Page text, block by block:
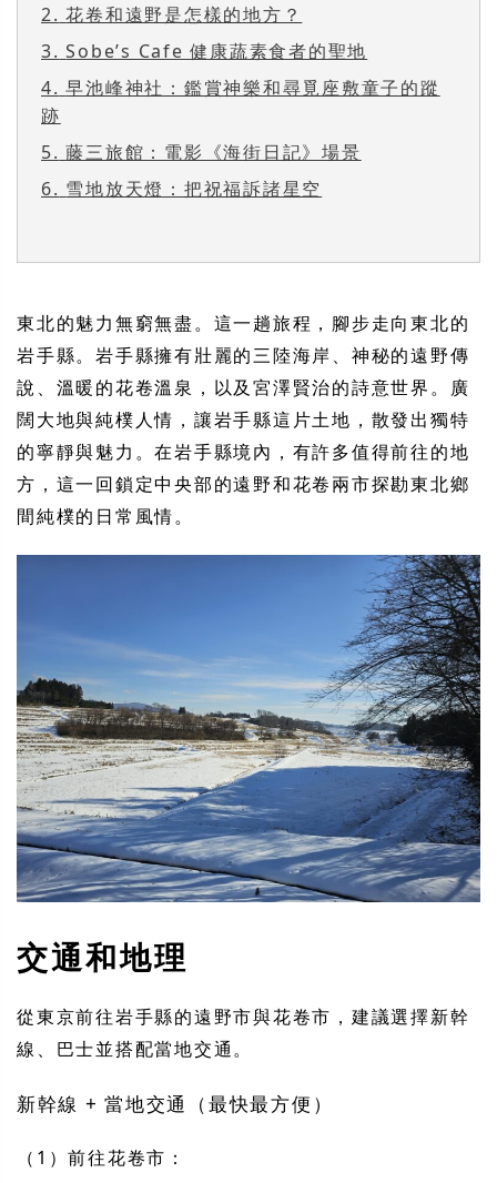
2. 花卷和遠野是怎樣的地方？
3. Sobe’s Cafe 健康蔬素食者的聖地
4. 早池峰神社：鑑賞神樂和尋覓座敷童子的蹤
跡
5. 藤三旅館：電影《海街日記》場景
6. 雪地放天燈：把祝福訴諸星空
東北的魅力無窮無盡。這一趟旅程，腳步走向東北的
岩手縣。岩手縣擁有壯麗的三陸海岸、神秘的遠野傳
說、溫暖的花卷溫泉，以及宮澤賢治的詩意世界。廣
闊大地與純樸人情，讓岩手縣這片土地，散發出獨特
的寧靜與魅力。在岩手縣境內，有許多值得前往的地
方，這一回鎖定中央部的遠野和花卷兩市探勘東北鄉
間純樸的日常風情。
交通和地理
從東京前往岩手縣的遠野市與花卷市，建議選擇新幹
線、巴士並搭配當地交通。
新幹線 + 當地交通（最快最方便）
（1）前往花卷市：